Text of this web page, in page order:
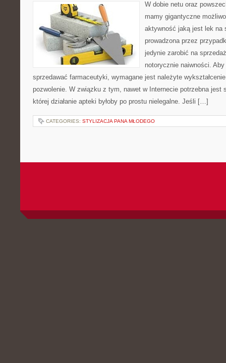
W dobie netu oraz
mamy gigantyczne
aktywność jaką jest lek na
prowadzona przez
jedynie zarobić na
notorycznie naiwności.
sprzedawać farmaceutyki, wymagane jest należyte
pozwolenie. W związku z tym, nawet w Internecie potrzebna jest
której działanie apteki byłoby po prostu nielegalne. Jeśli […]
CATEGORIES: STYLIZACJA PANA MŁODEGO